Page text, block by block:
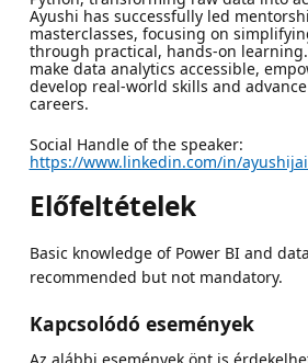
Ayushi has successfully led
masterclasses, focusing on
through practical, hands-on
make data analytics accessible,
develop real-world skills and
careers.
Social Handle of the speaker:
https://www.linkedin.com/in/
Előfeltételek
Basic knowledge of Power BI and
recommended but not mandatory.
Kapcsolódó események
Az alábbi események önt is